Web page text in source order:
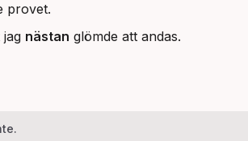
provet.
nästan glömde att andas.